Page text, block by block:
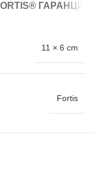
11 × 6 cm
Fortis